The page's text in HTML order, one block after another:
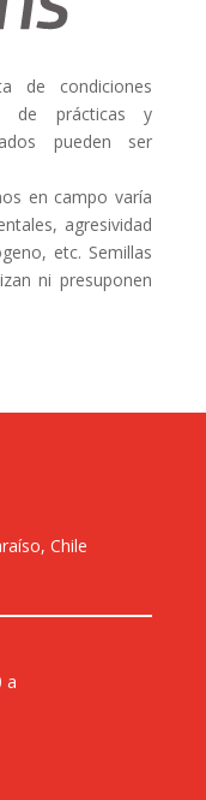
de condiciones
de prácticas y
pueden ser
en campo varía
agresividad
etc. Semillas
ni presuponen
Chile
a